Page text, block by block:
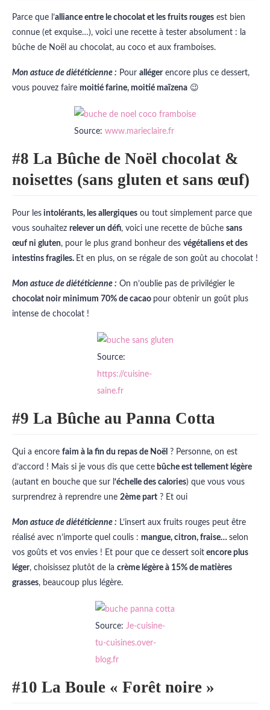
Parce que l’alliance entre le chocolat et les fruits rouges est bien
connue (et exquise…), voici une recette à tester absolument : la
bûche de Noël au chocolat, au coco et aux framboises.
Mon astuce de diététicienne : Pour allégerencore plus ce dessert,
vous pouvez faire moitié farine, moitié maïzena 😉
Source: www.marieclaire.fr
#8 La Bûche de Noël chocolat &
noisettes (sans gluten et sans œuf)
Pour les intolérants, les allergiques ou tout simplement parce que
vous souhaitez relever un défi, voici une recette de bûche sans
œuf ni gluten, pour le plus grand bonheur des végétaliens et des
intestins fragiles. Et en plus, on se régale de son goût au chocolat !
Mon astuce de diététicienne : On n’oublie pas de privilégier le
chocolat noir minimum 70% de cacao pour obtenir un goût plus
intense de chocolat !
Source:
https://cuisine-
saine.fr
#9 La Bûche au Panna Cotta
Qui a encore faim à la fin du repas de Noël ? Personne, on est
d’accord ! Mais si je vous dis que cette bûche est tellement légère
(autant en bouche que sur l ‘échelle des calories) que vous vous
surprendrez à reprendre une 2ème part ? Et oui
Mon astuce de diététicienne : L’insert aux fruits rouges peut être
réalisé avec n’importe quel coulis : mangue, citron, fraise… selon
vos goûts et vos envies ! Et pour que ce dessert soit encore plus
léger, choisissez plutôt de la crème légère à 15% de matières
grasses, beaucoup plus légère.
Source: Je-cuisine-
tu-cuisines.over-
blog.fr
#10 La Boule « Forêt noire »